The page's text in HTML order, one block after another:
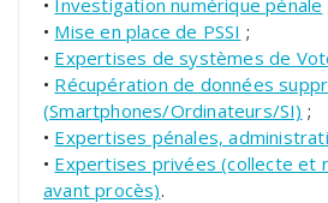
• Mise en place de PSSI ;
• Expertises de systèmes de
• Récupération de données
(Smartphones/Ordinateurs/SI) ;
• Expertises pénales,
• Expertises privées (collecte et
avant procès).